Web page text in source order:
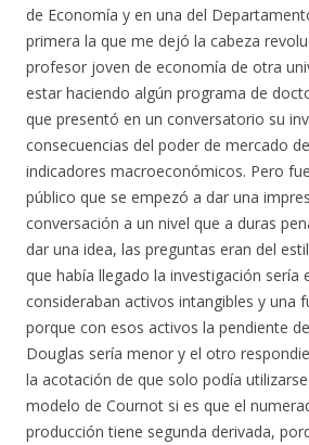
de Economía y en una del
primera la que me dejó la cabeza
profesor joven de economía de otra
estar haciendo algún programa de
que presentó en un conversatorio su
consecuencias del poder de mercado
indicadores macroeconómicos. Pero
público que se empezó a dar una
conversación a un nivel que a duras
dar una idea, las preguntas eran del
que había llegado la investigación sería
consideraban activos intangibles y una
porque con esos activos la pendiente
Douglas sería menor y el otro
la acotación de que solo podía
modelo de Cournot si es que el
producción tiene segunda derivada,